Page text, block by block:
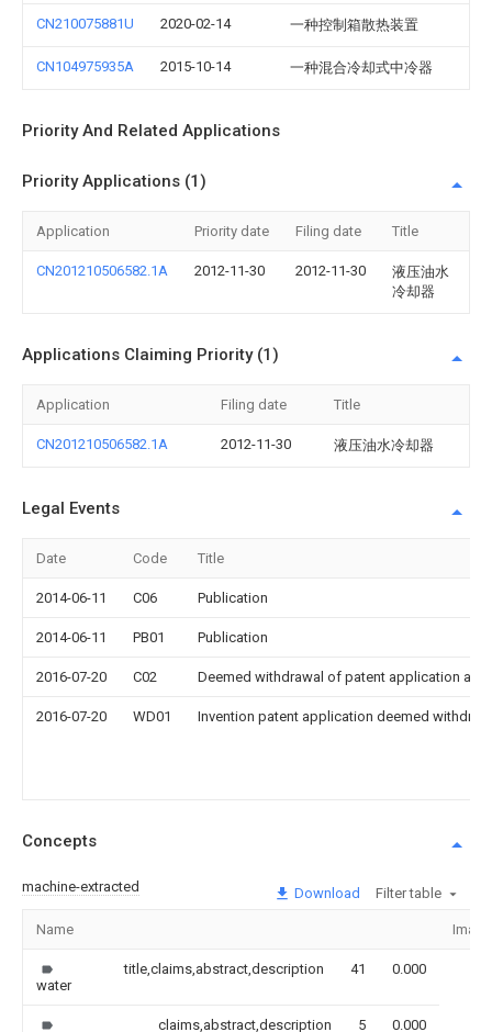
CN210075881U 2020-02-14 一种控制箱散热装置
CN104975935A 2015-10-14 一种混合冷却式中冷器
Priority And Related Applications
Priority Applications (1)
Application Priority date Filing date Title
CN201210506582.1A 2012-11-30 2012-11-30
液压油水
冷却器
Applications Claiming Priority (1)
Application Filing date Title
CN201210506582.1A 2012-11-30 液压油水冷却器
Legal Events
Date Code Title
2014-06-11 C06 Publication
2014-06-11 PB01 Publication
2016-07-20 C02 Deemed withdrawal of patent application
2016-07-20 WD01 Invention patent application deemed
Concepts
machine-extracted Download Filter table
Name Image
water
title,claims,abstract,description 41 0.000
claims,abstract,description 5 0.000